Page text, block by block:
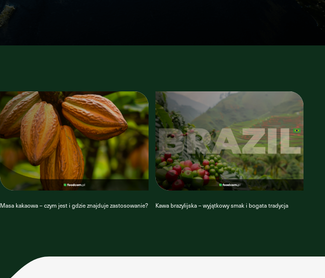
Masa kakaowa – czym jest i gdzie znajduje zastosowanie? Kawa brazylijska – wyjątkowy smak i bogata tradycja